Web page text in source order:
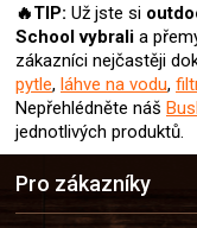
🔥TIP: Už jste si
Schoolvybrali a
zákazníci nejčastěji
pytle, láhve na vodu,
Nepřehlédněte náš
jednotlivých produktů.
Pro zákazníky